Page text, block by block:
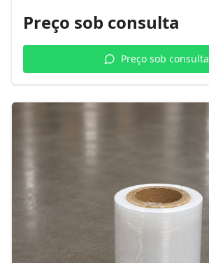
Preço sob consulta
Preço sob consulta